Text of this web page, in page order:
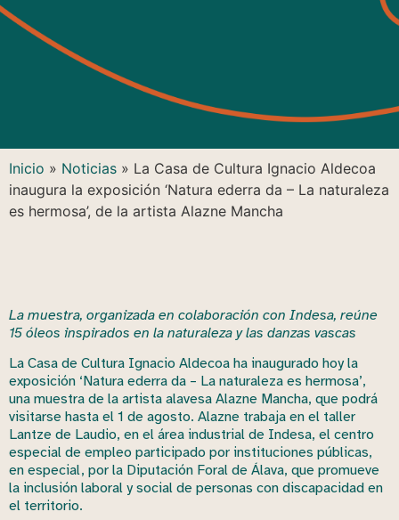
Inicio » Noticias » La Casa de Cultura Ignacio Aldecoa
inaugura la exposición ‘Natura ederra da – La naturaleza
es hermosa’, de la artista Alazne Mancha
La muestra, organizada en colaboración con Indesa, reúne
15 óleos inspirados en la naturaleza y las danzas vascas
La Casa de Cultura Ignacio Aldecoa ha inaugurado hoy la
exposición ‘Natura ederra da – La naturaleza es hermosa’,
una muestra de la artista alavesa Alazne Mancha, que podrá
visitarse hasta el 1 de agosto. Alazne trabaja en el taller
Lantze de Laudio, en el área industrial de Indesa, el centro
especial de empleo participado por instituciones públicas,
en especial, por la Diputación Foral de Álava, que promueve
la inclusión laboral y social de personas con discapacidad en
el territorio.